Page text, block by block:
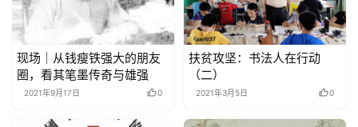
现场｜从钱瘦铁强大的朋友
圈，看其笔墨传奇与雄强
2021年9月17日 0
扶贫攻坚：书法人在行动
（二）
2021年3月5日 0